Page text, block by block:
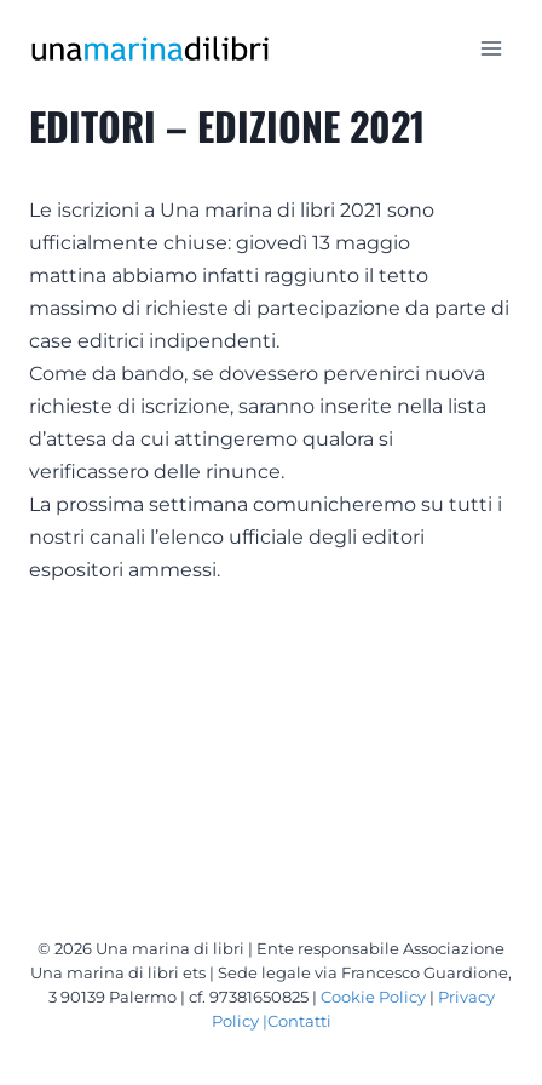
EDITORI – EDIZIONE 2021
Le iscrizioni a Una marina di libri 2021 sono
ufficialmente chiuse: giovedì 13 maggio
mattina abbiamo infatti raggiunto il tetto
massimo di richieste di partecipazione da parte di
case editrici indipendenti.
Come da bando, se dovessero pervenirci nuova
richieste di iscrizione, saranno inserite nella lista
d’attesa da cui attingeremo qualora si
verificassero delle rinunce.
La prossima settimana comunicheremo su tutti i
nostri canali l’elenco ufficiale degli editori
espositori ammessi.
© 2026 Una marina di libri | Ente responsabile Associazione
Una marina di libri ets | Sede legale via Francesco Guardione,
3 90139 Palermo | cf. 97381650825 | Cookie Policy| Privacy
Policy |Contatti